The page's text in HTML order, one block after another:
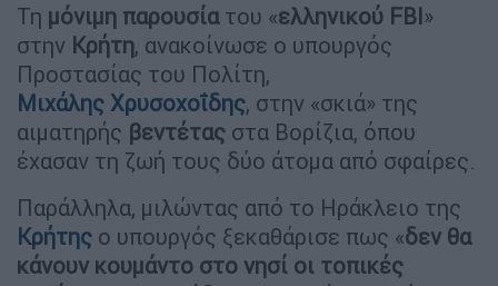
Τη μόνιμη παρουσίατου «ελληνικού FBI»
στην Κρήτη, ανακοίνωσε ο υπουργός
Προστασίας του Πολίτη,
Μιχάλης Χρυσοχοΐδης, στην «σκιά» της
αιματηρής βεντέτας στα Βορίζια, όπου
έχασαν τη ζωή τους δύο άτομα από σφαίρες.
Παράλληλα, μιλώντας από το Ηράκλειο της
Κρήτης ο υπουργός ξεκαθάρισε πως «δεν θα
κάνουν κουμάντο στο νησί οι τοπικές